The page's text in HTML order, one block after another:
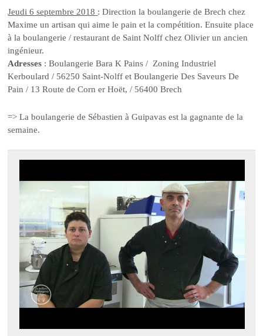
Jeudi 6 septembre 2018 : Direction la boulangerie de Brech chez
Maxime un artisan qui aime le pain et la compétition. Ensuite place
à la boulangerie / restaurant de Saint Nolff chez Olivier un ancien
ingénieur.
Adresses : Boulangerie Bara K Pains / Zoning Industriel
Kerboulard / 56250 Saint-Nolff et Boulangerie Des Saveurs De
Pain / 13 Route de Corn er Hoët, / 56400 Brech
=> La boulangerie de Sébastien à Guipavas est la gagnante de la
semaine.